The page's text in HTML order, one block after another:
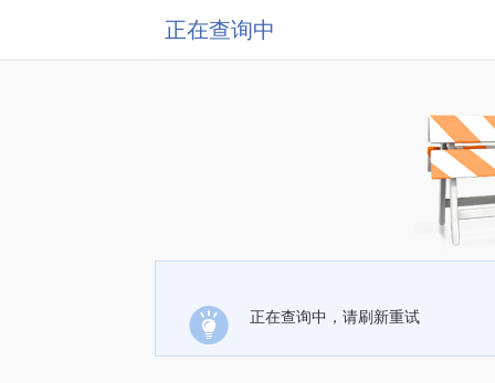
正在查询中
正在查询中，请刷新重试